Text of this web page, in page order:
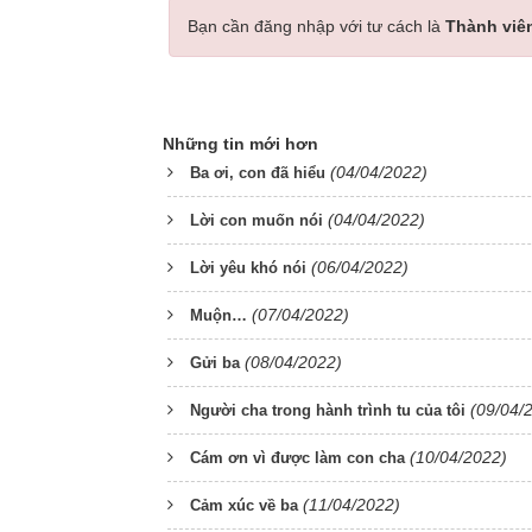
Bạn cần đăng nhập với tư cách là Thành
Những tin mới hơn
Ba ơi, con đã hiểu (04/04/2022)
Lời con muốn nói (04/04/2022)
Lời yêu khó nói (06/04/2022)
Muộn… (07/04/2022)
Gửi ba (08/04/2022)
Người cha trong hành trình tu của tôi (09/04/
Cám ơn vì được làm con cha (10/04/2022)
Cảm xúc về ba (11/04/2022)